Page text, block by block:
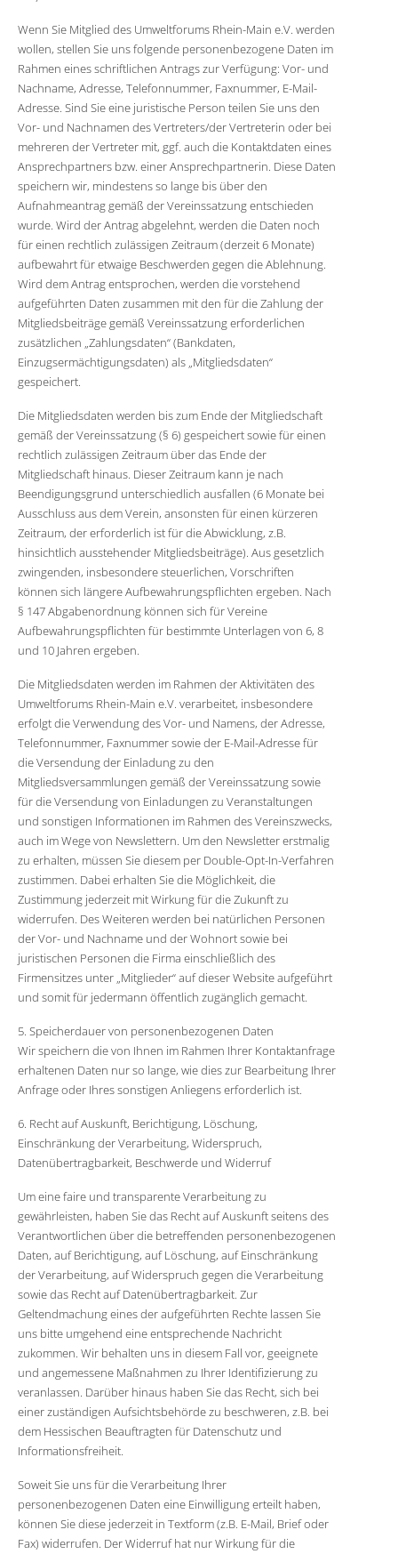
Wenn Sie Mitglied des Umweltforums Rhein-Main e.V. werden
wollen, stellen Sie uns folgende personenbezogene Daten im
Rahmen eines schriftlichen Antrags zur Verfügung: Vor- und
Nachname, Adresse, Telefonnummer, Faxnummer, E-Mail-
Adresse. Sind Sie eine juristische Person teilen Sie uns den
Vor- und Nachnamen des Vertreters/der Vertreterin oder bei
mehreren der Vertreter mit, ggf. auch die Kontaktdaten eines
Ansprechpartners bzw. einer Ansprechpartnerin. Diese Daten
speichern wir, mindestens so lange bis über den
Aufnahmeantrag gemäß der Vereinssatzung entschieden
wurde. Wird der Antrag abgelehnt, werden die Daten noch
für einen rechtlich zulässigen Zeitraum (derzeit 6 Monate)
aufbewahrt für etwaige Beschwerden gegen die Ablehnung.
Wird dem Antrag entsprochen, werden die vorstehend
aufgeführten Daten zusammen mit den für die Zahlung der
Mitgliedsbeiträge gemäß Vereinssatzung erforderlichen
zusätzlichen „Zahlungsdaten“ (Bankdaten,
Einzugsermächtigungsdaten) als „Mitgliedsdaten“
gespeichert.
Die Mitgliedsdaten werden bis zum Ende der Mitgliedschaft
gemäß der Vereinssatzung (§ 6) gespeichert sowie für einen
rechtlich zulässigen Zeitraum über das Ende der
Mitgliedschaft hinaus. Dieser Zeitraum kann je nach
Beendigungsgrund unterschiedlich ausfallen (6 Monate bei
Ausschluss aus dem Verein, ansonsten für einen kürzeren
Zeitraum, der erforderlich ist für die Abwicklung, z.B.
hinsichtlich ausstehender Mitgliedsbeiträge). Aus gesetzlich
zwingenden, insbesondere steuerlichen, Vorschriften
können sich längere Aufbewahrungspflichten ergeben. Nach
§ 147 Abgabenordnung können sich für Vereine
Aufbewahrungspflichten für bestimmte Unterlagen von 6, 8
und 10 Jahren ergeben.
Die Mitgliedsdaten werden im Rahmen der Aktivitäten des
Umweltforums Rhein-Main e.V. verarbeitet, insbesondere
erfolgt die Verwendung des Vor- und Namens, der Adresse,
Telefonnummer, Faxnummer sowie der E-Mail-Adresse für
die Versendung der Einladung zu den
Mitgliedsversammlungen gemäß der Vereinssatzung sowie
für die Versendung von Einladungen zu Veranstaltungen
und sonstigen Informationen im Rahmen des Vereinszwecks,
auch im Wege von Newslettern. Um den Newsletter erstmalig
zu erhalten, müssen Sie diesem per Double-Opt-In-Verfahren
zustimmen. Dabei erhalten Sie die Möglichkeit, die
Zustimmung jederzeit mit Wirkung für die Zukunft zu
widerrufen. Des Weiteren werden bei natürlichen Personen
der Vor- und Nachname und der Wohnort sowie bei
juristischen Personen die Firma einschließlich des
Firmensitzes unter „Mitglieder“ auf dieser Website aufgeführt
und somit für jedermann öffentlich zugänglich gemacht.
5. Speicherdauer von personenbezogenen Daten
Wir speichern die von Ihnen im Rahmen Ihrer Kontaktanfrage
erhaltenen Daten nur so lange, wie dies zur Bearbeitung Ihrer
Anfrage oder Ihres sonstigen Anliegens erforderlich ist.
6. Recht auf Auskunft, Berichtigung, Löschung,
Einschränkung der Verarbeitung, Widerspruch,
Datenübertragbarkeit, Beschwerde und Widerruf
Um eine faire und transparente Verarbeitung zu
gewährleisten, haben Sie das Recht auf Auskunft seitens des
Verantwortlichen über die betreffenden personenbezogenen
Daten, auf Berichtigung, auf Löschung, auf Einschränkung
der Verarbeitung, auf Widerspruch gegen die Verarbeitung
sowie das Recht auf Datenübertragbarkeit. Zur
Geltendmachung eines der aufgeführten Rechte lassen Sie
uns bitte umgehend eine entsprechende Nachricht
zukommen. Wir behalten uns in diesem Fall vor, geeignete
und angemessene Maßnahmen zu Ihrer Identifizierung zu
veranlassen. Darüber hinaus haben Sie das Recht, sich bei
einer zuständigen Aufsichtsbehörde zu beschweren, z.B. bei
dem Hessischen Beauftragten für Datenschutz und
Informationsfreiheit.
Soweit Sie uns für die Verarbeitung Ihrer
personenbezogenen Daten eine Einwilligung erteilt haben,
können Sie diese jederzeit in Textform (z.B. E-Mail, Brief oder
Fax) widerrufen. Der Widerruf hat nur Wirkung für die